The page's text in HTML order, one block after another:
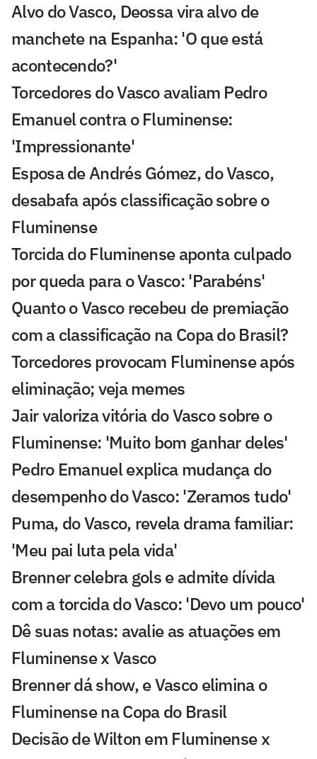
Alvo do Vasco, Deossa vira alvo de
manchete na Espanha: 'O que está
acontecendo?'
Torcedores do Vasco avaliam Pedro
Emanuel contra o Fluminense:
'Impressionante'
Esposa de Andrés Gómez, do Vasco,
desabafa após classificação sobre o
Fluminense
Torcida do Fluminense aponta culpado
por queda para o Vasco: 'Parabéns'
Quanto o Vasco recebeu de premiação
com a classificação na Copa do Brasil?
Torcedores provocam Fluminense após
eliminação; veja memes
Jair valoriza vitória do Vasco sobre o
Fluminense: 'Muito bom ganhar deles'
Pedro Emanuel explica mudança do
desempenho do Vasco: 'Zeramos tudo'
Puma, do Vasco, revela drama familiar:
'Meu pai luta pela vida'
Brenner celebra gols e admite dívida
com a torcida do Vasco: 'Devo um pouco'
Dê suas notas: avalie as atuações em
Fluminense x Vasco
Brenner dá show, e Vasco elimina o
Fluminense na Copa do Brasil
Decisão de Wilton em Fluminense x